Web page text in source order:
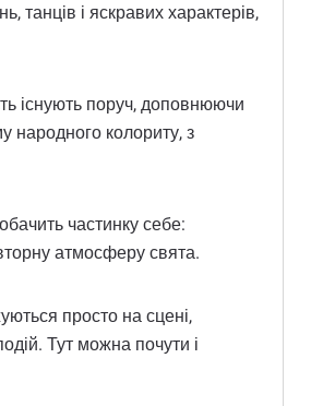
танців і яскравих характерів,
існують поруч, доповнюючи
народного колориту, з
частинку себе:
атмосферу свята.
просто на сцені,
Тут можна почути і